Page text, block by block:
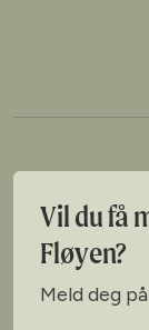
Vil du få
Fløyen?
Meld deg